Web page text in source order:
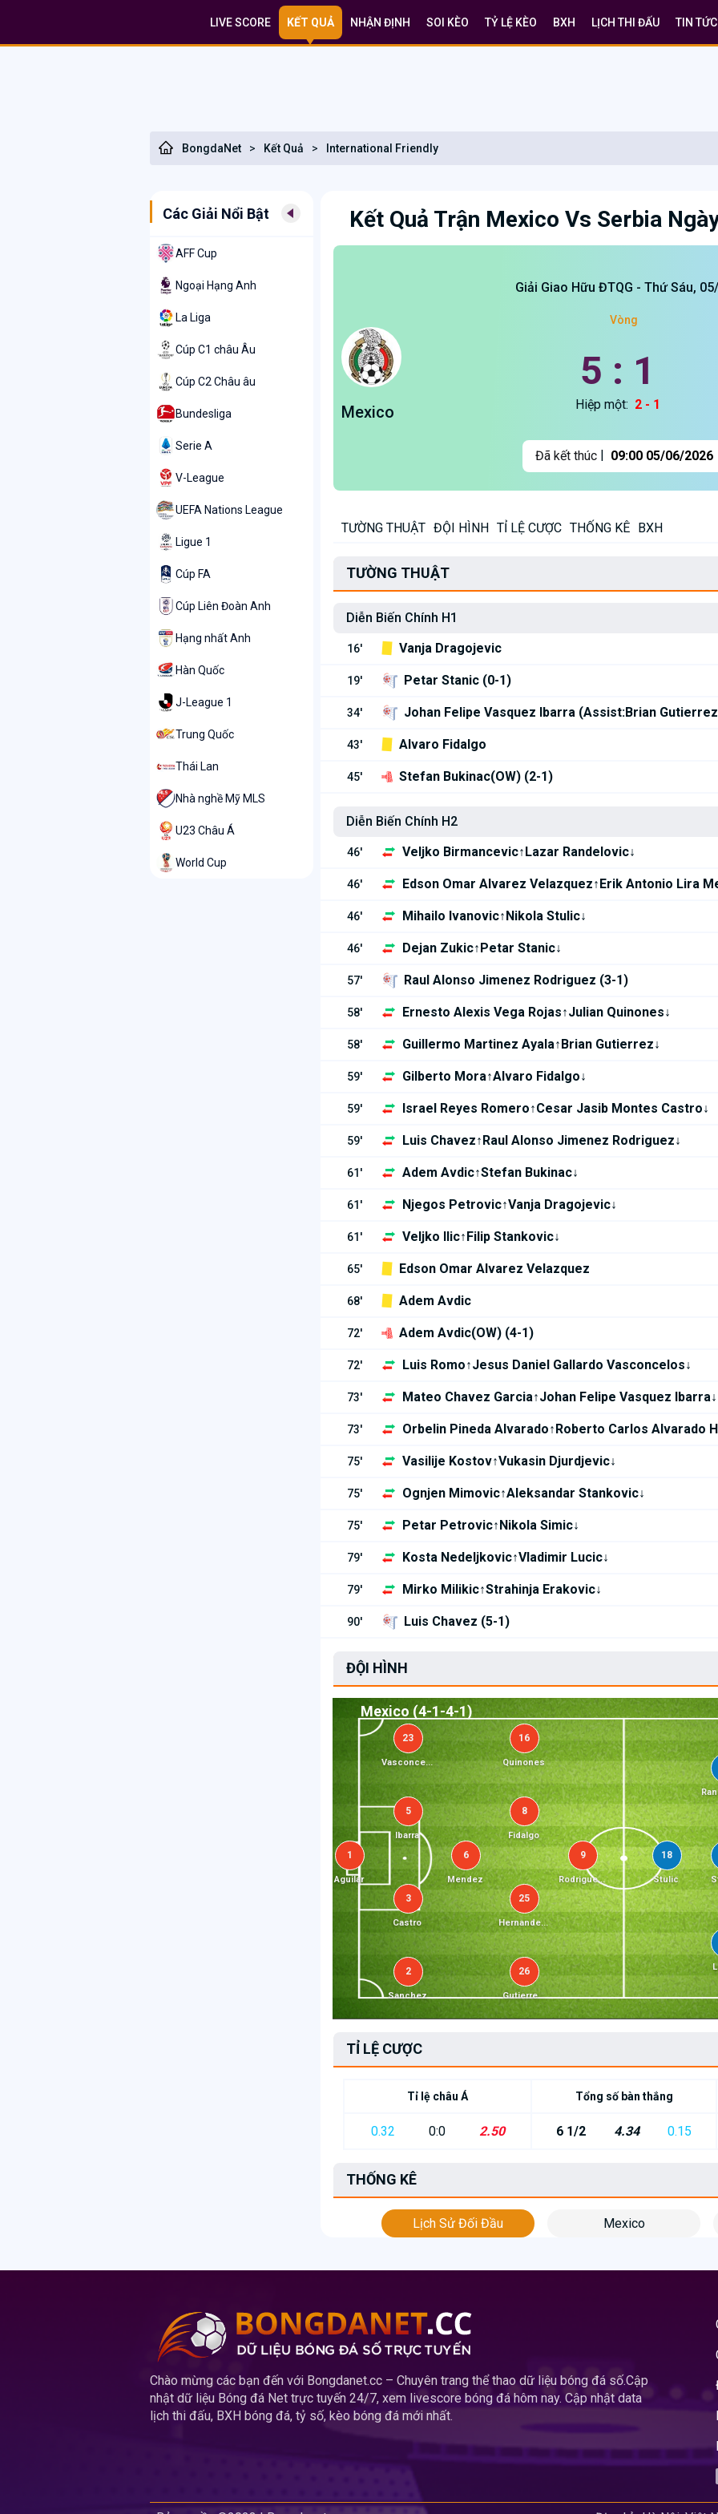
LIVE SCORE KẾT QUẢ NHẬN ĐỊNH SOI KÈO TỶ LỆ KÈO BXH LỊCH THI ĐẤU TIN TỨC
BongdaNet > Kết Quả > International Friendly
Các Giải Nổi Bật
AFF Cup
Ngoại Hạng Anh
La Liga
Cúp C1 châu Âu
Cúp C2 Châu âu
Bundesliga
Serie A
V-League
UEFA Nations League
Ligue 1
Cúp FA
Cúp Liên Đoàn Anh
Hạng nhất Anh
Hàn Quốc
J-League 1
Trung Quốc
Thái Lan
Nhà nghề Mỹ MLS
U23 Châu Á
World Cup
Kết Quả Trận Mexico Vs Serbia
Giải Giao Hữu ĐTQG - Thứ Sáu,
Vòng
Mexico
5 : 1
Hiệp một: 2 - 1
Đã kết thúc| 09:00 05/06/2026
TƯỜNG THUẬT ĐỘI HÌNH TỈ LỆ CƯỢC THỐNG KÊ BXH
TƯỜNG THUẬT
Diễn Biến Chính H1
16' Vanja Dragojevic
19' Petar Stanic (0-1)
34' Johan Felipe Vasquez Ibarra (Assist:Brian
43' Alvaro Fidalgo
45' Stefan Bukinac(OW) (2-1)
Diễn Biến Chính H2
46' Veljko Birmancevic↑Lazar Randelovic↓
46' Edson Omar Alvarez Velazquez↑Erik Antonio Lira
46' Mihailo Ivanovic↑Nikola Stulic↓
46' Dejan Zukic↑Petar Stanic↓
57' Raul Alonso Jimenez Rodriguez (3-1)
58' Ernesto Alexis Vega Rojas↑Julian Quinones↓
58' Guillermo Martinez Ayala↑Brian Gutierrez↓
59' Gilberto Mora↑Alvaro Fidalgo↓
59' Israel Reyes Romero↑Cesar Jasib Montes Castro↓
59' Luis Chavez↑Raul Alonso Jimenez Rodriguez↓
61' Adem Avdic↑Stefan Bukinac↓
61' Njegos Petrovic↑Vanja Dragojevic↓
61' Veljko Ilic↑Filip Stankovic↓
65' Edson Omar Alvarez Velazquez
68' Adem Avdic
72' Adem Avdic(OW) (4-1)
72' Luis Romo↑Jesus Daniel Gallardo Vasconcelos↓
73' Mateo Chavez Garcia↑Johan Felipe Vasquez Ibarra↓
73' Orbelin Pineda Alvarado↑Roberto Carlos Alvarado
75' Vasilije Kostov↑Vukasin Djurdjevic↓
75' Ognjen Mimovic↑Aleksandar Stankovic↓
75' Petar Petrovic↑Nikola Simic↓
79' Kosta Nedeljkovic↑Vladimir Lucic↓
79' Mirko Milikic↑Strahinja Erakovic↓
90' Luis Chavez (5-1)
ĐỘI HÌNH
Mexico (4-1-4-1)
1
Aguilar
23
Vasconce...
5
Ibarra
3
Castro
2
Sanchez
6
Mendez
16
Quinones
8
Fidalgo
25
Hernande...
26
Gutierre...
9
Rodrigue...
18
Stulic
TỈ LỆ CƯỢC
Tỉ lệ châu Á Tổng số bàn thắng
0.32 0:0 2.50 6 1/2 4.34 0.15
THỐNG KÊ
Lịch Sử Đối Đầu Mexico
Chào mừng các bạn đến với Bongdanet.cc – Chuyên trang thể thao dữ liệu bóng đá số.Cập
nhật dữ liệu Bóng đá Net trực tuyến 24/7, xem livescore bóng đá hôm nay. Cập nhật data
lịch thi đấu, BXH bóng đá, tỷ số, kèo bóng đá mới nhất.